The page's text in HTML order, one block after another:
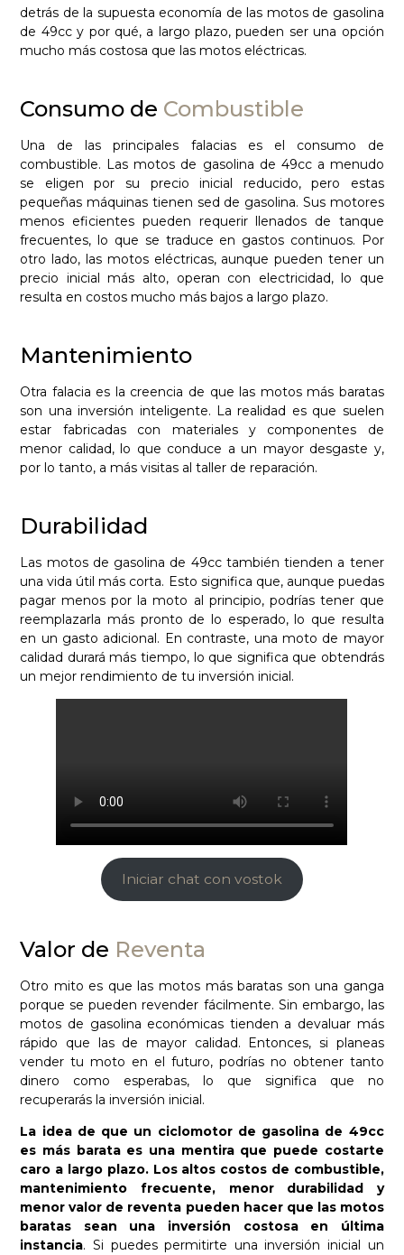
detrás de la supuesta economía de las motos de gasolina
de 49cc y por qué, a largo plazo, pueden ser una opción
mucho más costosa que las motos eléctricas.
Consumo de Combustible
Una de las principales falacias es el consumo de
combustible. Las motos de gasolina de 49cc a menudo
se eligen por su precio inicial reducido, pero estas
pequeñas máquinas tienen sed de gasolina. Sus motores
menos eficientes pueden requerir llenados de tanque
frecuentes, lo que se traduce en gastos continuos. Por
otro lado, las motos eléctricas, aunque pueden tener un
precio inicial más alto, operan con electricidad, lo que
resulta en costos mucho más bajos a largo plazo.
Mantenimiento
Otra falacia es la creencia de que las motos más baratas
son una inversión inteligente. La realidad es que suelen
estar fabricadas con materiales y componentes de
menor calidad, lo que conduce a un mayor desgaste y,
por lo tanto, a más visitas al taller de reparación.
Durabilidad
Las motos de gasolina de 49cc también tienden a tener
una vida útil más corta. Esto significa que, aunque puedas
pagar menos por la moto al principio, podrías tener que
reemplazarla más pronto de lo esperado, lo que resulta
en un gasto adicional. En contraste, una moto de mayor
calidad durará más tiempo, lo que significa que obtendrás
un mejor rendimiento de tu inversión inicial.
Iniciar chat con vostok
Valor de Reventa
Otro mito es que las motos más baratas son una ganga
porque se pueden revender fácilmente. Sin embargo, las
motos de gasolina económicas tienden a devaluar más
rápido que las de mayor calidad. Entonces, si planeas
vender tu moto en el futuro, podrías no obtener tanto
dinero como esperabas, lo que significa que no
recuperarás la inversión inicial.
La idea de que un ciclomotor de gasolina de 49cc
es más barata es una mentira que puede costarte
caro a largo plazo. Los altos costos de combustible,
mantenimiento frecuente, menor durabilidad y
menor valor de reventa pueden hacer que las motos
baratas sean una inversión costosa en última
instancia. Si puedes permitirte una inversión inicial un